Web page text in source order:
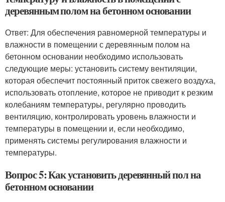
деревянным полом на бетонном основании
Ответ: Для обеспечения равномерной температуры и
влажности в помещении с деревянным полом на
бетонном основании необходимо использовать
следующие меры: установить систему вентиляции,
которая обеспечит постоянный приток свежего воздуха,
использовать отопление, которое не приводит к резким
колебаниям температуры, регулярно проводить
вентиляцию, контролировать уровень влажности и
температуры в помещении и, если необходимо,
применять системы регулирования влажности и
температуры.
Вопрос 5: Как установить деревянный пол на
бетонном основании